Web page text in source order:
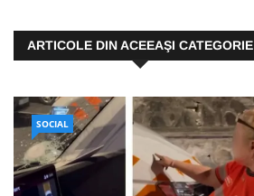
ARTICOLE DIN ACEEAŞI CATEGORIE
SOCIAL